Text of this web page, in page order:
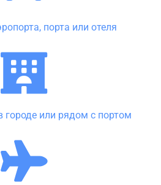
порта или отеля
городе или рядом с портом